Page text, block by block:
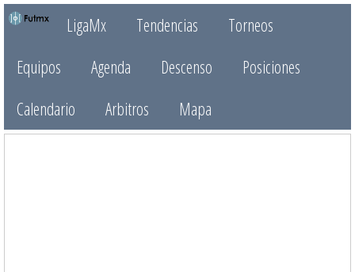
LigaMx Tendencias
Torneos
Equipos
Agenda Descenso
Posiciones
Calendario
Arbitros Mapa